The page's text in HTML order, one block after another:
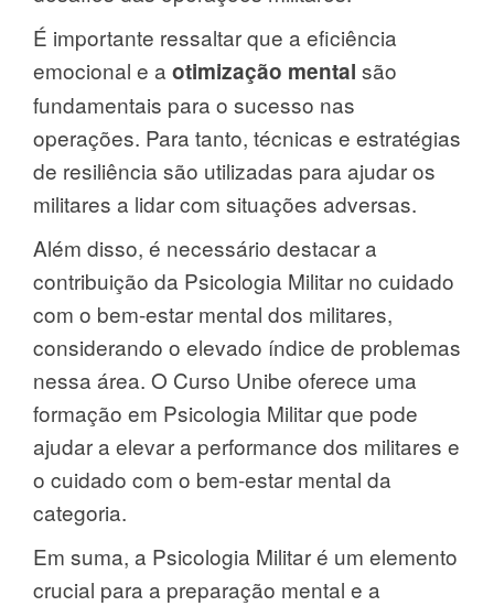
É importante ressaltar que a eficiência
emocional e a otimização mental são
fundamentais para o sucesso nas
operações. Para tanto, técnicas e estratégias
de resiliência são utilizadas para ajudar os
militares a lidar com situações adversas.
Além disso, é necessário destacar a
contribuição da Psicologia Militar no cuidado
com o bem-estar mental dos militares,
considerando o elevado índice de problemas
nessa área. O Curso Unibe oferece uma
formação em Psicologia Militar que pode
ajudar a elevar a performance dos militares e
o cuidado com o bem-estar mental da
categoria.
Em suma, a Psicologia Militar é um elemento
crucial para a preparação mental e a